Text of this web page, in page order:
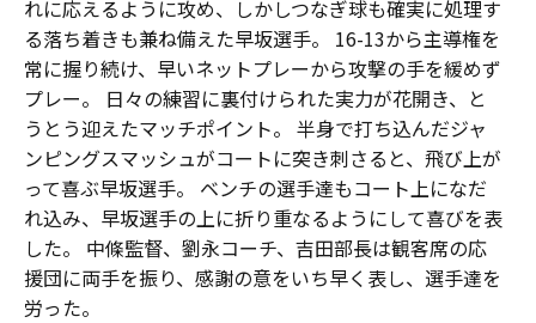
れに応えるように攻め、しかしつなぎ球も確実に処理す
る落ち着きも兼ね備えた早坂選手。 16-13から主導権を
常に握り続け、早いネットプレーから攻撃の手を緩めず
プレー。 日々の練習に裏付けられた実力が花開き、と
うとう迎えたマッチポイント。 半身で打ち込んだジャ
ンピングスマッシュがコートに突き刺さると、飛び上が
って喜ぶ早坂選手。 ベンチの選手達もコート上になだ
れ込み、早坂選手の上に折り重なるようにして喜びを表
した。 中條監督、劉永コーチ、吉田部長は観客席の応
援団に両手を振り、感謝の意をいち早く表し、選手達を
労った。